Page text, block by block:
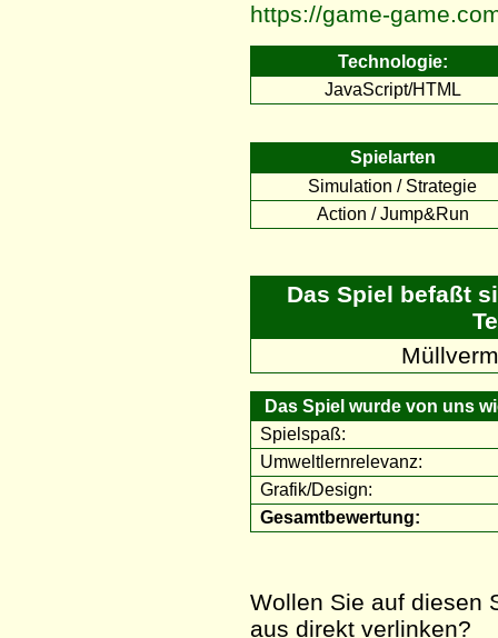
https://game-
Technologie:
JavaScript/HTML
Spielarten
Simulation / Strategie
Action / Jump&Run
Das Spiel befaßt
Das Spiel wurde von uns
Spielspaß:
Umweltlernrelevanz:
Grafik/Design:
Gesamtbewertung:
Wollen Sie auf diesen
aus direkt verlinken?